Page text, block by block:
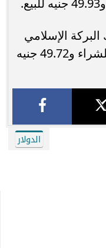
الإسلامي
مقابل الجنيه نحو 49.62 جنيه للشراء و49.72 جنيه
الدولار